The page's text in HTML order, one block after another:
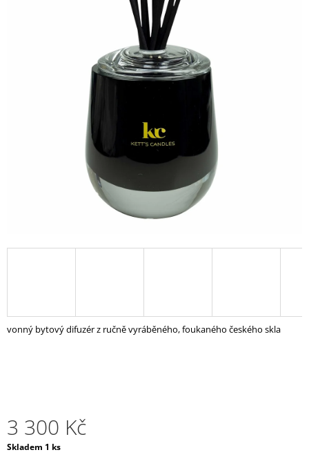
vonný bytový difuzér z ručně vyráběného, foukaného českého skla
3 300 Kč
Měrná
Skladem 1 ks
HLEDAT
U
J
PROVENCE
VONNÁ
KERAMIKA